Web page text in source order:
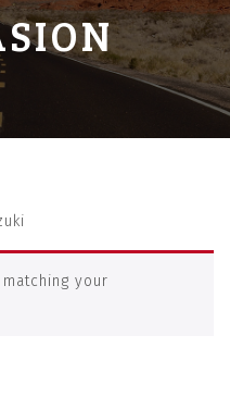
your